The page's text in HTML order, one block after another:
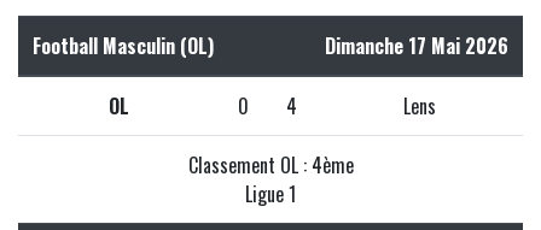
Football Masculin (OL) Dimanche 17 Mai 2026
OL 0 4 Lens
Classement OL : 4ème
Ligue 1